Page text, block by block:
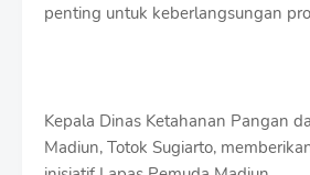
penting untuk keberlangsungan
Kepala Dinas Ketahanan Pangan
Madiun, Totok Sugiarto,